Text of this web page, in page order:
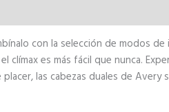
con la selección de modos de
clímax es más fácil que nunca.
las cabezas duales de Avery